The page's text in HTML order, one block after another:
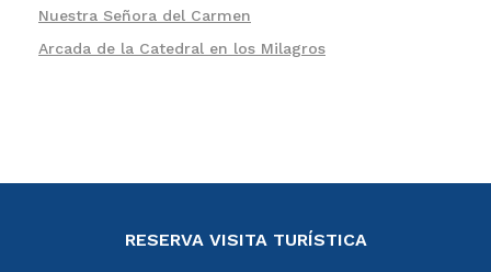
Nuestra Señora del Carmen
Arcada de la Catedral en los Milagros
RESERVA VISITA TURÍSTICA